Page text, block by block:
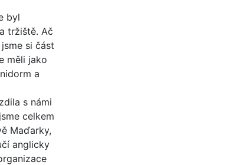
byl
tržiště. Ač
si část
měli jako
a
s námi
celkem
Maďarky,
anglicky